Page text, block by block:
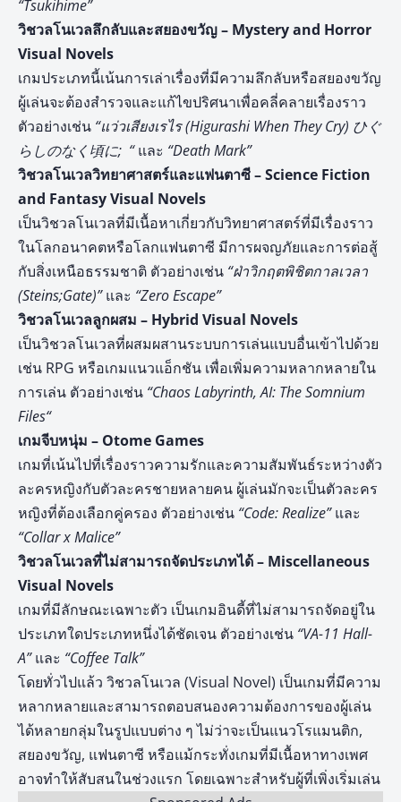
“Tsukihime”
วิชวลโนเวลลึกลับและสยองขวัญ – Mystery and Horror
Visual Novels
เกมประเภทนี้เน้นการเล่าเรื่องที่มีความลึกลับหรือสยองขวัญ
ผู้เล่นจะต้องสำรวจและแก้ไขปริศนาเพื่อคลี่คลายเรื่องราว
ตัวอย่างเช่น “แว่วเสียงเรไร (Higurashi When They Cry) ひぐ
らしのなく頃に; “และ “Death Mark”
วิชวลโนเวลวิทยาศาสตร์และแฟนตาซี – Science Fiction
and Fantasy Visual Novels
เป็นวิชวลโนเวลที่มีเนื้อหาเกี่ยวกับวิทยาศาสตร์ที่มีเรื่องราว
ในโลกอนาคตหรือโลกแฟนตาซี มีการผจญภัยและการต่อสู้
กับสิ่งเหนือธรรมชาติ ตัวอย่างเช่น “ฝ่าวิกฤตพิชิตกาลเวลา
(Steins;Gate)”และ “Zero Escape”
วิชวลโนเวลลูกผสม – Hybrid Visual Novels
เป็นวิชวลโนเวลที่ผสมผสานระบบการเล่นแบบอื่นเข้าไปด้วย
เช่น RPG หรือเกมแนวแอ็กชัน เพื่อเพิ่มความหลากหลายใน
การเล่น ตัวอย่างเช่น “Chaos Labyrinth, AI: The Somnium
Files“
เกมจีบหนุ่ม – Otome Games
เกมที่เน้นไปที่เรื่องราวความรักและความสัมพันธ์ระหว่างตัว
ละครหญิงกับตัวละครชายหลายคน ผู้เล่นมักจะเป็นตัวละคร
หญิงที่ต้องเลือกคู่ครอง ตัวอย่างเช่น “Code: Realize”และ
“Collar x Malice”
วิชวลโนเวลที่ไม่สามารถจัดประเภทได้ – Miscellaneous
Visual Novels
เกมที่มีลักษณะเฉพาะตัว เป็นเกมอินดี้ที่ไม่สามารถจัดอยู่ใน
ประเภทใดประเภทหนึ่งได้ชัดเจน ตัวอย่างเช่น “VA-11 Hall-
A”และ “Coffee Talk”
โดยทั่วไปแล้ว วิชวลโนเวล (Visual Novel) เป็นเกมที่มีความ
หลากหลายและสามารถตอบสนองความต้องการของผู้เล่น
ได้หลายกลุ่มในรูปแบบต่าง ๆ ไม่ว่าจะเป็นแนวโรแมนติก,
สยองขวัญ, แฟนตาซี หรือแม้กระทั่งเกมที่มีเนื้อหาทางเพศ
อาจทำให้สับสนในช่วงแรก โดยเฉพาะสำหรับผู้ที่เพิ่งเริ่มเล่น